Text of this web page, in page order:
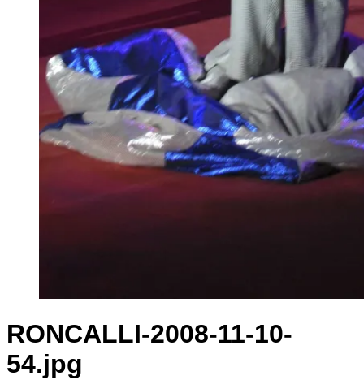
RONCALLI-2008-11-10-
54.jpg